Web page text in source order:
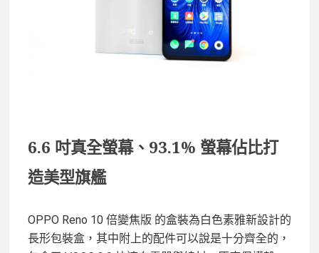
6.6 吋真全螢幕、93.1% 螢幕佔比打
造美型旗艦
OPPO Reno 10 倍變焦版 的盒裝為白色素雅新設計的
長形包裝盒，其中附上的配件可以說是十分齊全的，